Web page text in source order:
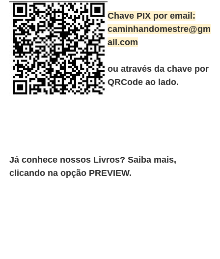
Chave PIX por email:
caminhandomestre@gm
ail.com
ou através da chave por
QRCode ao lado.
Já conhece nossos Livros? Saiba mais,
clicando na opção PREVIEW.